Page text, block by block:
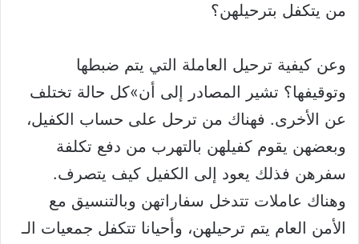
من يتكفل بترحيلهن؟
وعن كيفية ترحيل العاملة التي يتم ضبطها
وتوقيفها؟ تشير المصادر إلى أن»كل حالة تختلف
عن الأخرى. فهناك من ترحل على حساب الكفيل،
وبعضهن يقوم كفيلهن بالتهرب من دفع تكلفة
سفرهن فذلك يعود إلى الكفيل كيف يتصرف.
وهناك عاملات تتدخل سفاراتهن وبالتنسيق مع
الأمن العام يتم ترحيلهن، وأحيانا تتكفل جمعيات الـ